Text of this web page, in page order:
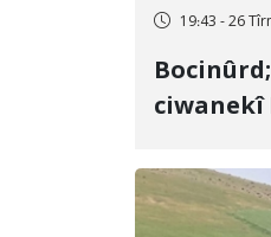
19:43 - 26
ciwanekî
cezakirin